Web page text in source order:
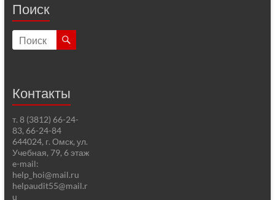
Поиск
Контакты
т. 8 (3812) 66-24-
83, 66-24-84
644024, г. Омск, ул.
Учебная, 79, 6 этаж
e-mail:
help_hoi@mail.ru
helpaudit55@mail.r
u